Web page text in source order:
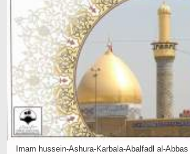
Imam hussein-Ashura-Karbala-Abalfadl al-Abbas